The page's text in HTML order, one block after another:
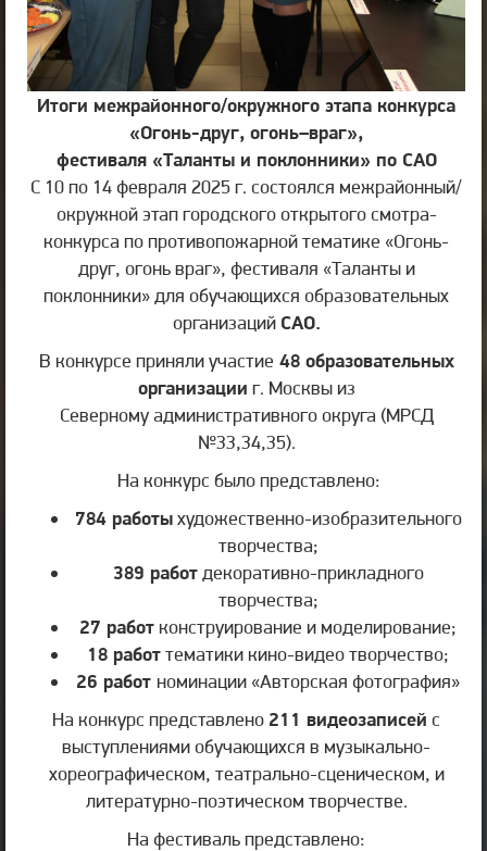
Итоги межрайонного/окружного этапа конкурса
«Огонь-друг, огонь–враг»,
фестиваля «Таланты и поклонники» по САО
С 10 по 14 февраля 2025 г. состоялся межрайонный/
окружной этап городского открытого смотра-
конкурса по противопожарной тематике «Огонь-
друг, огонь враг», фестиваля «Таланты и
поклонники» для обучающихся образовательных
организаций САО.
В конкурсе приняли участие 48 образовательных
организации г. Москвы из
Северному административного округа (МРСД
№33,34,35).
На конкурс было представлено:
784 работыхудожественно-изобразительного
творчества;
389 работдекоративно-прикладного
творчества;
27 работ конструирование и моделирование;
18 работтематики кино-видео творчество;
26 работ номинации «Авторская фотография»
На конкурс представлено 211 видеозаписей с
выступлениями обучающихся в музыкально-
хореографическом, театрально-сценическом, и
литературно-поэтическом творчестве.
На фестиваль представлено: